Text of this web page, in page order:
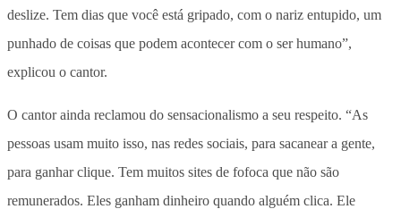
deslize. Tem dias que você está gripado, com o nariz entupido, um
punhado de coisas que podem acontecer com o ser humano”,
explicou o cantor.
O cantor ainda reclamou do sensacionalismo a seu respeito. “As
pessoas usam muito isso, nas redes sociais, para sacanear a gente,
para ganhar clique. Tem muitos sites de fofoca que não são
remunerados. Eles ganham dinheiro quando alguém clica. Ele